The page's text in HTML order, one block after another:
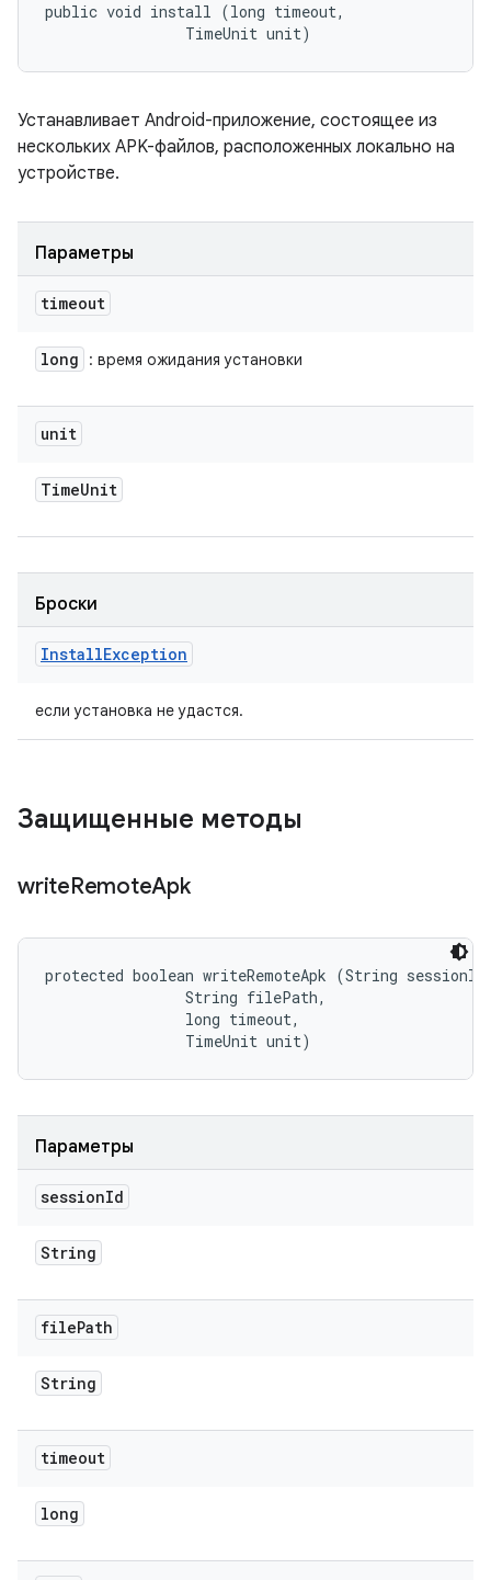
public void install (long timeout,
                TimeUnit unit)
Устанавливает Android-приложение, состоящее из
нескольких APK-файлов, расположенных локально на
устройстве.
Параметры
timeout
long : время ожидания установки
unit
TimeUnit
Броски
InstallException
если установка не удастся.
Защищенные методы
writeRemoteApk
protected boolean writeRemoteApk (String
                String filePath,
                long timeout,
                TimeUnit unit)
Параметры
sessionId
String
filePath
String
timeout
long